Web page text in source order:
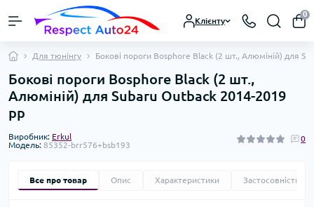
Клієнту
0
Для тюнінгу Бокові пороги Bosphore Black (2 шт., Алюміній) для
Бокові пороги Bosphore Black (2 шт.,
Алюміній) для Subaru Outback 2014-2019
рр
Виробник: Erkul
Модель: 85352-brr576+bsb193
0
Все про товар Опис Характеристики Застосовність